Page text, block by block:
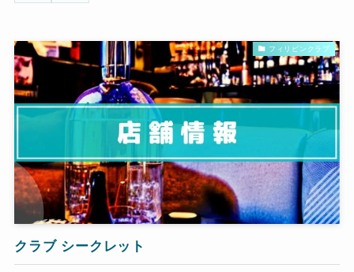
フィリピンクラブ
クラブ シークレット